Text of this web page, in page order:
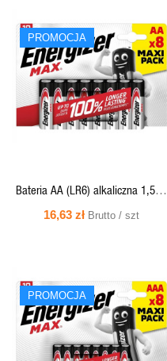
PROMOCJASZYBKI
PODGLĄD
Bateria AA (LR6) alkaliczna 1,5V -
Energizer MAX (blister 8 szt.)
16,63 zł Brutto / szt
PROMOCJASZYBKI
PODGLĄD